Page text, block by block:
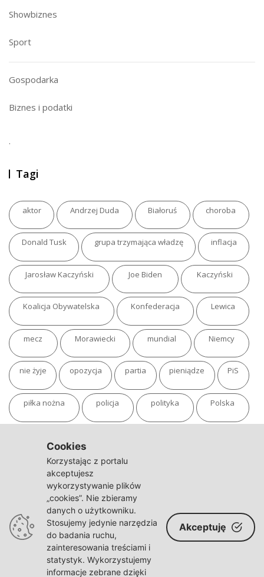
Showbiznes
Sport
Gospodarka
Biznes i podatki
.
Tagi
aktor Andrzej Duda Białoruś choroba
Donald Tusk grupa trzymająca władzę inflacja
Jarosław Kaczyński Joe Biden Kaczyński
Koalicja Obywatelska Konfederacja Lewica
mecz Morawiecki mundial Niemcy
nie żyje opozycja partia pieniądze PiS
piłka nożna policja polityka Polska
sąd TVN
Warszawa wojna
wybory wypadek Władimir Putin zdrowie
Cookies
Korzystając z portalu
akceptujesz
wykorzystywanie plików
„cookies”. Nie zbieramy
danych o użytkowniku.
Stosujemy jedynie narzędzia
do badania ruchu,
zainteresowania treściami i
statystyk. Wykorzystujemy
informacje zebrane dzięki
Akceptuję